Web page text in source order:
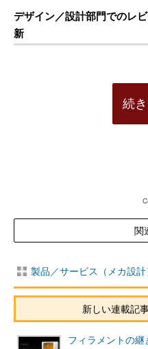
デザイン／設計部門でのレ
新
続
関
製品／サービス（メカ設
新しい連載記
フィラメントの継